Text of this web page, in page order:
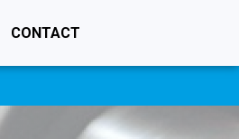
CONTACT